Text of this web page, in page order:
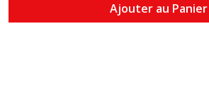
Ajouter au Panier